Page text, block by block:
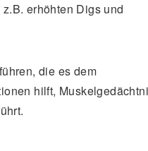
erhöhten Digs und
die es dem
hilft,